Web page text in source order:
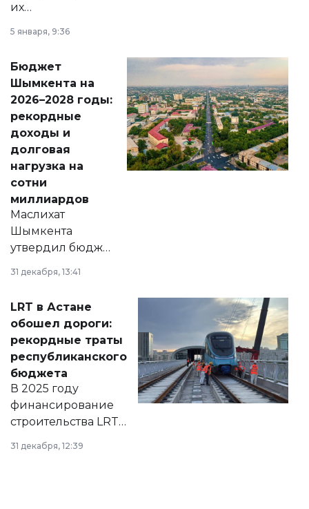
их
принести
народу
Венесуэлы.
5 января, 9:36
Бюджет
Шымкента на
2026–2028 годы:
рекордные
доходы и
долговая
нагрузка на
сотни
миллиардов
Маслихат
Шымкента
утвердил бюджет
города на 2026–
2028 годы.
документ
появился в базе
нормативных
правовых актов и
на сайте маслихат
города.
31 декабря, 13:41
LRT в Астане
обошел дороги:
рекордные траты
республиканского
бюджета
В 2025 году
финансирование
строительства LRT
в Астане из
республиканского
31 декабря, 12:39